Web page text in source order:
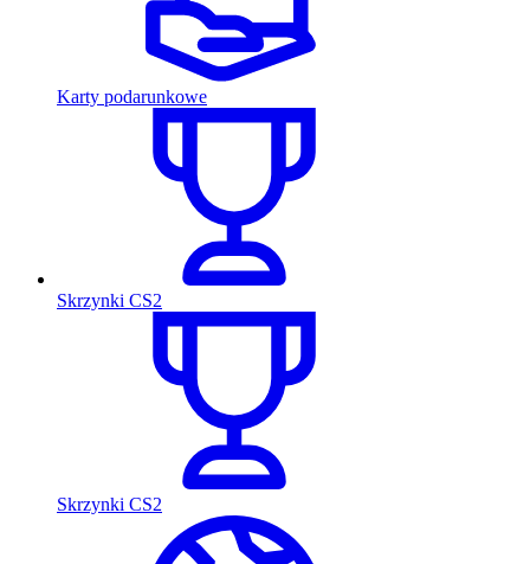
Karty podarunkowe
Skrzynki CS2
Skrzynki CS2